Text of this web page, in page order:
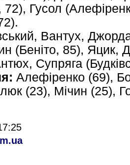
72), Гусол
Вантух,
(Беніто, 85),
Супряга
Алефіренко (69),
(23), Мічин (25),